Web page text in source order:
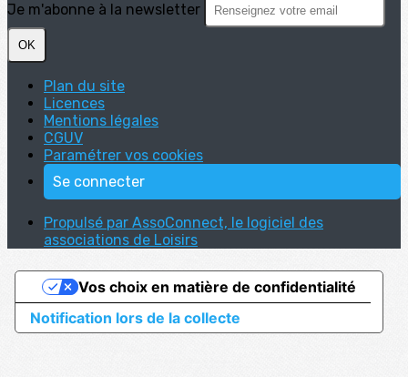
Je m'abonne à la newsletter
OK
Plan du site
Licences
Mentions légales
CGUV
Paramétrer vos cookies
Se connecter
Propulsé par AssoConnect, le logiciel des
associations de Loisirs
Notification lors de la collecte
Vos choix en matière de confidentialité